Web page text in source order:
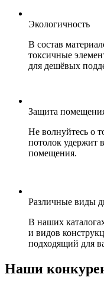
Экологичность
В состав
токсичные
для дешёвых
Защита
Не волнуйтесь о
потолок удержит
помещения.
Различные виды
В наших
и видов
подходящий для
Наши